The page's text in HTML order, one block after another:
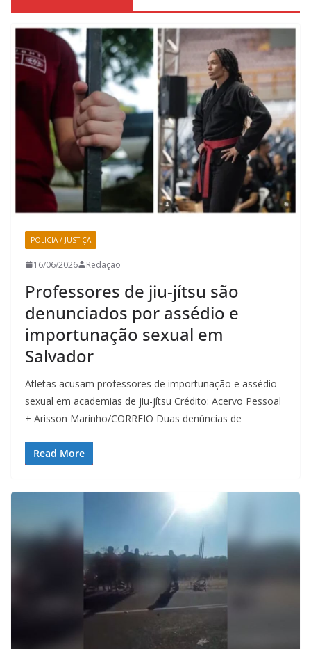
POLICIA / JUSTIÇA
16/06/2026 Redação
Professores de jiu-jítsu são
denunciados por assédio e
importunação sexual em
Salvador
Atletas acusam professores de importunação e assédio
sexual em academias de jiu-jítsu Crédito: Acervo Pessoal
+ Arisson Marinho/CORREIO Duas denúncias de
Read More